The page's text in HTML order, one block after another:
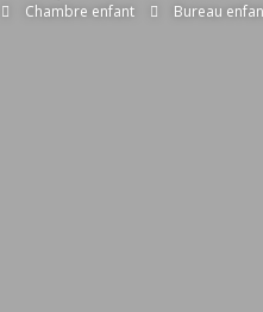
Chambre enfant Bureau